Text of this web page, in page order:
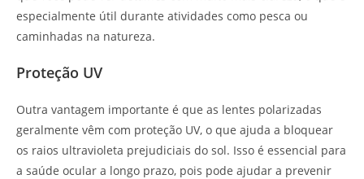
especialmente útil durante atividades como pesca ou
caminhadas na natureza.
Proteção UV
Outra vantagem importante é que as lentes polarizadas
geralmente vêm com proteção UV, o que ajuda a bloquear
os raios ultravioleta prejudiciais do sol. Isso é essencial para
a saúde ocular a longo prazo, pois pode ajudar a prevenir